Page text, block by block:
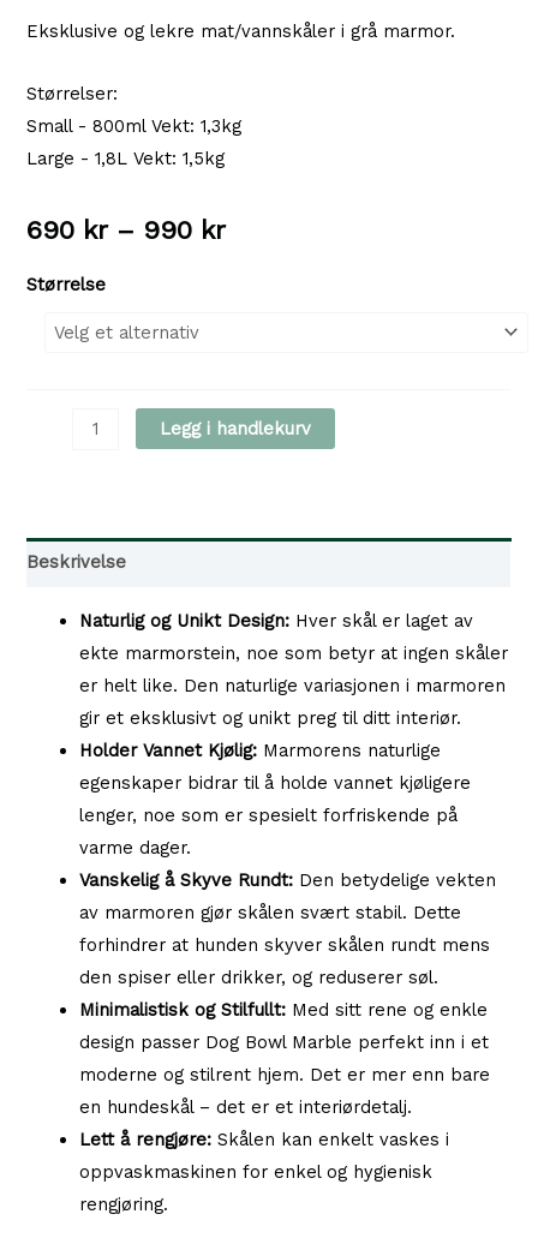
Eksklusive og lekre mat/vannskåler i grå marmor.
Størrelser:
Small - 800ml Vekt: 1,3kg
Large - 1,8L Vekt: 1,5kg
690 kr – 990 krPrisområde:
Størrelse
Kentucky
Grå
Legg i handlekurv
Beskrivelse
Naturlig og Unikt Design: Hver skål er laget av
ekte marmorstein, noe som betyr at ingen skåler
er helt like. Den naturlige variasjonen i marmoren
gir et eksklusivt og unikt preg til ditt interiør.
Holder Vannet Kjølig: Marmorens naturlige
egenskaper bidrar til å holde vannet kjøligere
lenger, noe som er spesielt forfriskende på
varme dager.
Vanskelig å Skyve Rundt: Den betydelige vekten
av marmoren gjør skålen svært stabil. Dette
forhindrer at hunden skyver skålen rundt mens
den spiser eller drikker, og reduserer søl.
Minimalistisk og Stilfullt: Med sitt rene og enkle
design passer Dog Bowl Marble perfekt inn i et
moderne og stilrent hjem. Det er mer enn bare
en hundeskål – det er et interiørdetalj.
Lett å rengjøre: Skålen kan enkelt vaskes i
oppvaskmaskinen for enkel og hygienisk
rengjøring.